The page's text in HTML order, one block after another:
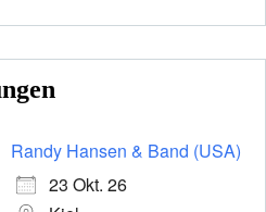
Randy Hansen & Band (USA)
23 Okt. 26